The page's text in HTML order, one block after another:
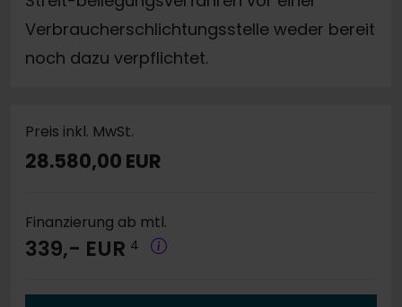
Verbraucherschlichtungsstelle weder bereit
noch dazu verpflichtet.
Preis inkl. MwSt.
28.580,00 EUR
Finanzierung ab mtl.
339,- EUR 4